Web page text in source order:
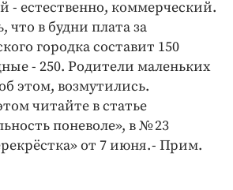
- естественно, коммерческий.
что в будни плата за
городка составит 150
- 250. Родители маленьких
этом, возмутились.
читайте в статье
поневоле», в № 23
от 7 июня. - Прим.